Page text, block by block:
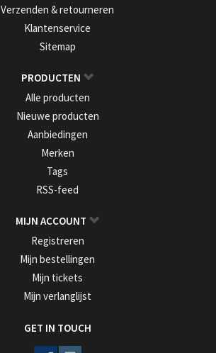
Verzenden & retourneren
Klantenservice
Sitemap
PRODUCTEN
Alle producten
Nieuwe producten
Aanbiedingen
Merken
Tags
RSS-feed
MIJN ACCOUNT
Registreren
Mijn bestellingen
Mijn tickets
Mijn verlanglijst
GET IN TOUCH